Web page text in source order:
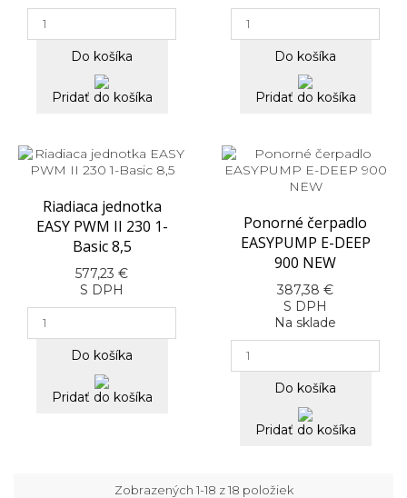
Do košíka
Pridať do košíka
Do košíka
Pridať do košíka
Riadiaca jednotka
EASY PWM II 230 1-
Basic 8,5
577,23 €
S DPH
Do košíka
Pridať do košíka
Ponorné čerpadlo
EASYPUMP E-DEEP
900 NEW
387,38 €
S DPH
Na sklade
Do košíka
Pridať do košíka
Zobrazených 1-18 z 18 položiek